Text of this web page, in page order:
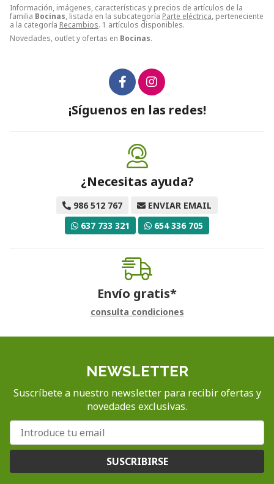
Información, imágenes, características y precios de artículos de la
familia Bocinas, listada en la subcategoría Parte eléctrica, perteneciente
a la categoría Recambios. 1 artículos disponibles.
Novedades, outlet y ofertas en Bocinas.
¡Síguenos en las redes!
¿Necesitas ayuda?
986 512 767
ENVIAR EMAIL
637 733 321
654 336 705
Envío gratis*
consulta condiciones
NEWSLETTER
Suscríbete a nuestro newsletter para recibir ofertas y
novedades exclusivas.
SUSCRIBIRSE